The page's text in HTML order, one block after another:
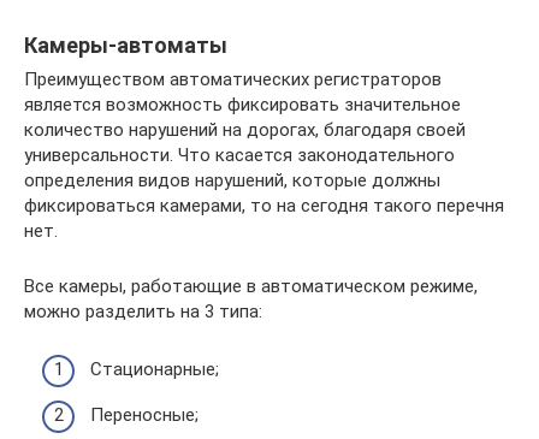
Камеры-автоматы
Преимуществом автоматических регистраторов
является возможность фиксировать значительное
количество нарушений на дорогах, благодаря своей
универсальности. Что касается законодательного
определения видов нарушений, которые должны
фиксироваться камерами, то на сегодня такого перечня
нет.
Все камеры, работающие в автоматическом режиме,
можно разделить на 3 типа:
Стационарные;
Переносные;